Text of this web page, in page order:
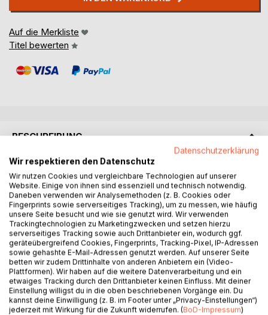
Auf die Merkliste
Titel bewerten
BESCHREIBUNG
Das Leben von Cargo Calligis ist noch nie normal gewesen.
Er lebt in einem Königreich, das durch eine magische
Mauer vor einem Land voller Monster geschützt wird.
Trotzdem führt er, zusammen mit seinem berühmten Vater,
ein angenehmes Leben. Das ändert sich, als sie eines
Tages Ziel eines Mordanschlags werden. Cargo kann sich
und seinem Vater das Leben retten, doch er erfährt bald,
dass dieser Anschlag mit einer Weissagung
zusammenhängt. In dieser Weissagung heißt es, dass ihr
Königreich, ihr zu Hause, vernichtet und erobert werden
soll. Inmitten dieser Weissagung steht die goldene
Rüstung. Eine mächtige Waffe, deren Teile vor langer Zeit
Datenschutzerklärung
Wir respektieren den Datenschutz
Wir nutzen Cookies und vergleichbare Technologien auf unserer
Website. Einige von ihnen sind essenziell und technisch notwendig.
Daneben verwenden wir Analysemethoden (z. B. Cookies oder
Fingerprints sowie serverseitiges Tracking), um zu messen, wie häufig
unsere Seite besucht und wie sie genutzt wird. Wir verwenden
Trackingtechnologien zu Marketingzwecken und setzen hierzu
serverseitiges Tracking sowie auch Drittanbieter ein, wodurch ggf.
geräteübergreifend Cookies, Fingerprints, Tracking-Pixel, IP-Adressen
sowie gehashte E-Mail-Adressen genutzt werden. Auf unserer Seite
betten wir zudem Drittinhalte von anderen Anbietern ein (Video-
Plattformen). Wir haben auf die weitere Datenverarbeitung und ein
etwaiges Tracking durch den Drittanbieter keinen Einfluss. Mit deiner
Einstellung willigst du in die oben beschriebenen Vorgänge ein. Du
kannst deine Einwilligung (z. B. im Footer unter „Privacy-Einstellungen“)
jederzeit mit Wirkung für die Zukunft widerrufen. (BoD-Impressum)